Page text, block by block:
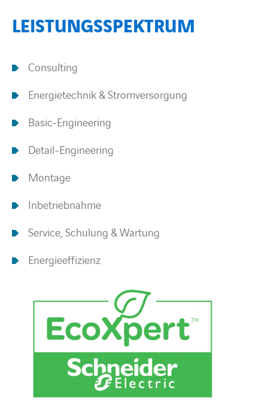
BARRIEREFREIHEIT
LEISTUNGSSPEKTRUM
Consulting
Energietechnik & Stromversorgung
Basic-Engineering
Detail-Engineering
Montage
Inbetriebnahme
Service, Schulung & Wartung
Energieeffizienz